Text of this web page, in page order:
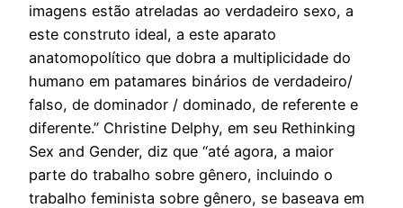
imagens estão atreladas ao verdadeiro sexo, a
este construto ideal, a este aparato
anatomopolítico que dobra a multiplicidade do
humano em patamares binários de verdadeiro/
falso, de dominador / dominado, de referente e
diferente.” Christine Delphy, em seu Rethinking
Sex and Gender, diz que “até agora, a maior
parte do trabalho sobre gênero, incluindo o
trabalho feminista sobre gênero, se baseava em